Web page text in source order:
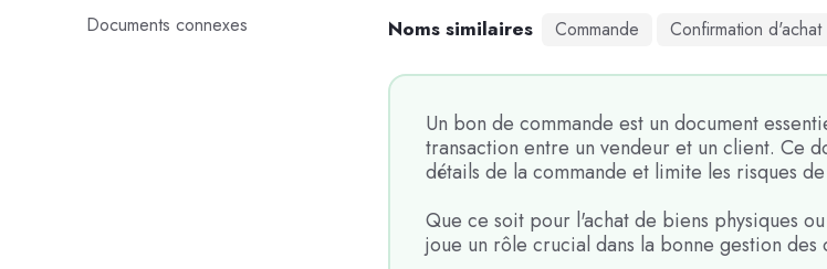
Noms similaires Commande Confirmation d'achat
Un bon de commande est un document
transaction entre un vendeur et un client. Ce
détails de la commande et limite les risques
Que ce soit pour l'achat de biens physiques
joue un rôle crucial dans la bonne gestion
Documents connexes